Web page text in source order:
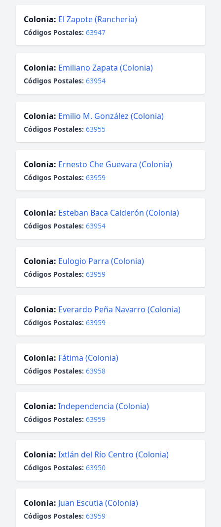
Colonia: El Zapote (Ranchería)
Códigos Postales: 63947
Colonia: Emiliano Zapata (Colonia)
Códigos Postales: 63954
Colonia: Emilio M. González (Colonia)
Códigos Postales: 63955
Colonia: Ernesto Che Guevara (Colonia)
Códigos Postales: 63959
Colonia: Esteban Baca Calderón (Colonia)
Códigos Postales: 63954
Colonia: Eulogio Parra (Colonia)
Códigos Postales: 63959
Colonia: Everardo Peña Navarro (Colonia)
Códigos Postales: 63959
Colonia: Fátima (Colonia)
Códigos Postales: 63958
Colonia: Independencia (Colonia)
Códigos Postales: 63959
Colonia: Ixtlán del Río Centro (Colonia)
Códigos Postales: 63950
Colonia: Juan Escutia (Colonia)
Códigos Postales: 63959